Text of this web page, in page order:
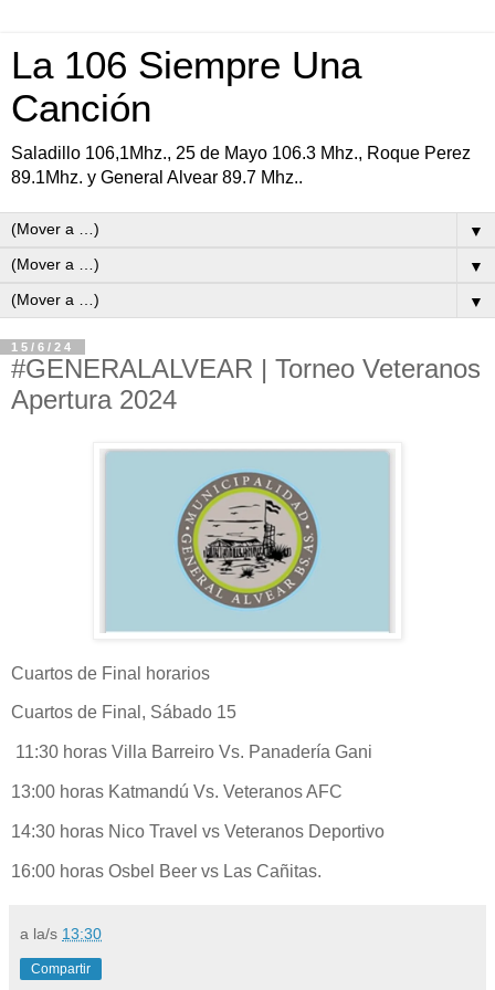
La 106 Siempre Una
Canción
Saladillo 106,1Mhz., 25 de Mayo 106.3 Mhz., Roque Perez
89.1Mhz. y General Alvear 89.7 Mhz..
▼
▼
▼
15/6/24
#GENERALALVEAR | Torneo Veteranos
Apertura 2024
Cuartos de Final horarios
Cuartos de Final, Sábado 15
11:30 horas Villa Barreiro Vs. Panadería Gani
13:00 horas Katmandú Vs. Veteranos AFC
14:30 horas Nico Travel vs Veteranos Deportivo
16:00 horas Osbel Beer vs Las Cañitas.
a la/s 13:30
Compartir